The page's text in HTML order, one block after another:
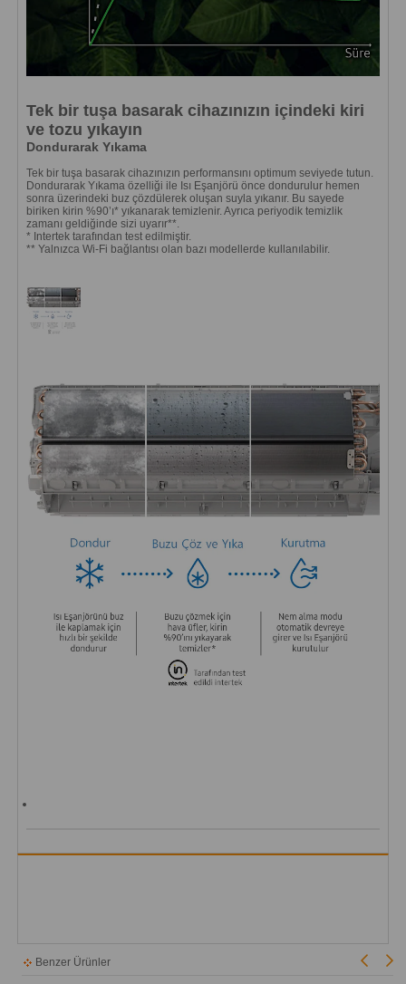
Tek bir tuşa basarak cihazınızın içindeki kiri
ve tozu yıkayın
Dondurarak Yıkama
Tek bir tuşa basarak cihazınızın performansını optimum seviyede tutun.
Dondurarak Yıkama özelliği ile Isı Eşanjörü önce dondurulur hemen
sonra üzerindeki buz çözdülerek oluşan suyla yıkanır. Bu sayede
biriken kirin %90’ı* yıkanarak temizlenir. Ayrıca periyodik temizlik
zamanı geldiğinde sizi uyarır**.
* Intertek tarafından test edilmiştir.
** Yalnızca Wi-Fi bağlantısı olan bazı modellerde kullanılabilir.
Benzer Ürünler